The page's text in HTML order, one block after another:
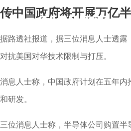
传中国政府将开展万亿
据路透社报道，据三位消息人士透
对抗美国对华技术限制与打压。
消息人士称，中国政府计划在五年
和研发。
三位消息人士称，半导体公司购置